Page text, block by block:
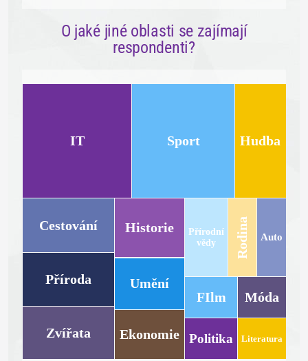
O jaké jiné oblasti se zajímají
respondenti?
IT Sport
Cestování Historie
Příroda Umění
Přírodní
vědy
Hudba
Zvířata
Rodina
Ekonomie
FIlm
Auto
Politika
Móda
Literatura